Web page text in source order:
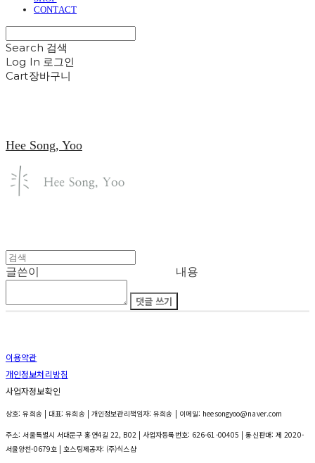
CONTACT
Search 검색
Log In 로그인
Cart장바구니
Hee Song, Yoo
글쓴이 내용
댓글 쓰기
이용약관
개인정보처리방침
사업자정보확인
상호: 유희송 | 대표: 유희송 | 개인정보관리책임자: 유희송 | 이메일: heesongyoo@naver.com
주소: 서울특별시 서대문구 홍연4길 22, B02 | 사업자등록번호: 626-61-00405 | 통신판매:제 2020-
서울양천-0679호 | 호스팅제공자: (주)식스샵